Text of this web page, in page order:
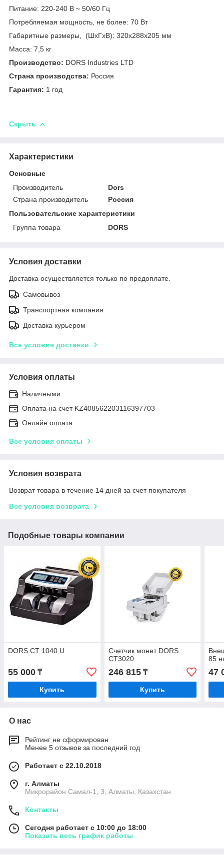
Питание: 220-240 В ~ 50/60 Гц
Потребляемая мощность, не более: 70 Вт
Габаритные размеры, (ШхГхВ): 320х288х205 мм
Масса: 7,5 кг
Производство: DORS Industries LTD
Страна производства: Россия
Гарантия: 1 год
Скрыть
Характеристики
Основные
Производитель
Dors
Страна производитель
Россия
Пользовательские характеристики
Группа товара
DORS
Условия доставки
Доставка осуществляется только по предоплате.
Самовывоз
Транспортная компания
Доставка курьером
Все условия доставки
Условия оплаты
Наличными
Оплата на счет KZ408562203116397703
Онлайн оплата
Все условия оплаты
Условия возврата
Возврат товара в течение 14 дней за счет покупателя
Все условия возврата
Подобные товары компании
DORS СТ 1040 U
55 000 ₸
Купить
Счетчик монет DORS
CT3020
246 815₸
Купить
85
47
О нас
Рейтинг не сформирован
Менее 5 отзывов за последний год
Работает с 22.10.2018
г. Алматы
Микрорайон Самал-1, 3, Алматы, Казахстан
Контакты
Сегодня работает с 10:00 до 18:00
Показать весь график работы